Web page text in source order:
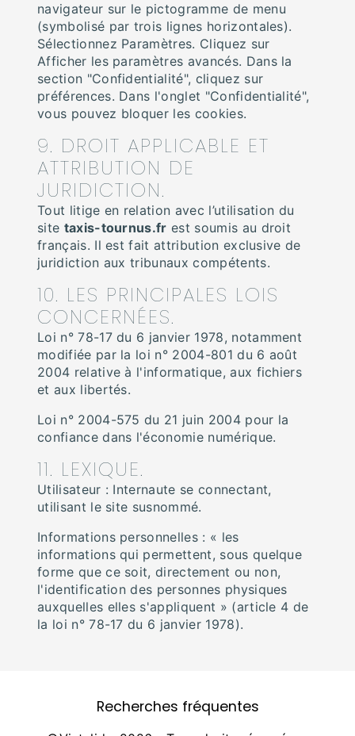
navigateur sur le pictogramme de menu
(symbolisé par trois lignes horizontales).
Sélectionnez Paramètres. Cliquez sur
Afficher les paramètres avancés. Dans la
section "Confidentialité", cliquez sur
préférences. Dans l'onglet "Confidentialité",
vous pouvez bloquer les cookies.
9. DROIT APPLICABLE ET
ATTRIBUTION DE
JURIDICTION.
Tout litige en relation avec l’utilisation du
site taxis-tournus.fr est soumis au droit
français. Il est fait attribution exclusive de
juridiction aux tribunaux compétents.
10. LES PRINCIPALES LOIS
CONCERNÉES.
Loi n° 78-17 du 6 janvier 1978, notamment
modifiée par la loi n° 2004-801 du 6 août
2004 relative à l'informatique, aux fichiers
et aux libertés.
Loi n° 2004-575 du 21 juin 2004 pour la
confiance dans l'économie numérique.
11. LEXIQUE.
Utilisateur : Internaute se connectant,
utilisant le site susnommé.
Informations personnelles : « les
informations qui permettent, sous quelque
forme que ce soit, directement ou non,
l'identification des personnes physiques
auxquelles elles s'appliquent » (article 4 de
la loi n° 78-17 du 6 janvier 1978).
Recherches fréquentes